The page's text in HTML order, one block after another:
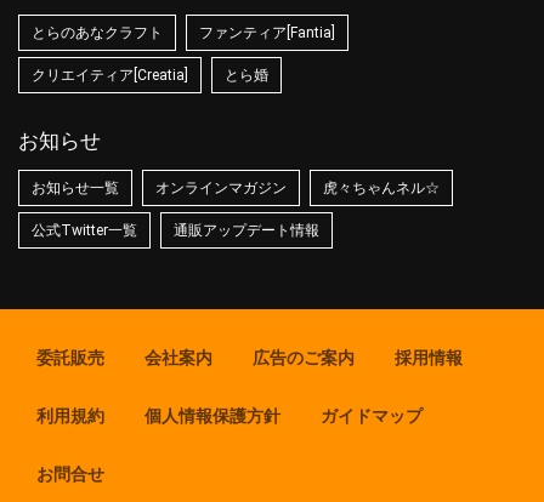
とらのあなクラフト ファンティア[Fantia]
クリエイティア[Creatia] とら婚
お知らせ
お知らせ一覧 オンラインマガジン 虎々ちゃんネル☆
公式Twitter一覧 通販アップデート情報
委託販売 会社案内 広告のご案内 採用情報
利用規約 個人情報保護方針 ガイドマップ
お問合せ